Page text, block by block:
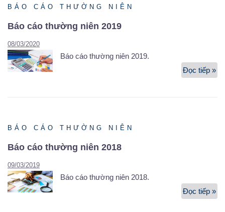
BÁO CÁO THƯỜNG NIÊN
Báo cáo thường niên 2019
08/03/2020
Báo cáo thường niên 2019.
Đọc tiếp »
BÁO CÁO THƯỜNG NIÊN
Báo cáo thường niên 2018
09/03/2019
Báo cáo thường niên 2018.
Đọc tiếp »